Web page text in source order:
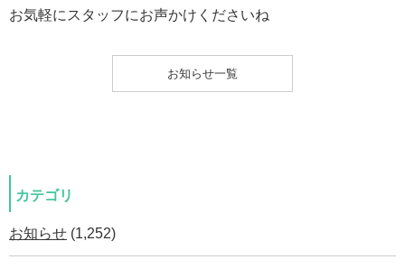
お気軽にスタッフにお声かけくださいね
お知らせ一覧
カテゴリ
お知らせ (1,252)